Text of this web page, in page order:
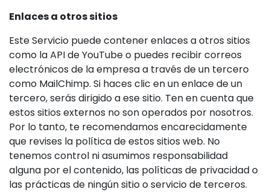
Enlaces a otros sitios
Este Servicio puede contener enlaces a otros sitios
como la API de YouTube o puedes recibir correos
electrónicos de la empresa a través de un tercero
como MailChimp. Si haces clic en un enlace de un
tercero, serás dirigido a ese sitio. Ten en cuenta que
estos sitios externos no son operados por nosotros.
Por lo tanto, te recomendamos encarecidamente
que revises la política de estos sitios web. No
tenemos control ni asumimos responsabilidad
alguna por el contenido, las políticas de privacidad o
las prácticas de ningún sitio o servicio de terceros.